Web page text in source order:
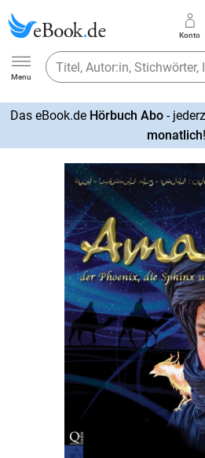
Ebook.de
Menu
Konto
Das eBook.de Hörbuch Abo-
monatlich!